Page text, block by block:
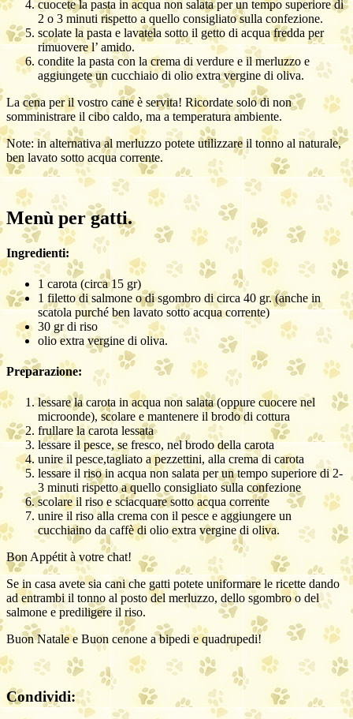
cuocete la pasta in acqua non salata per un tempo superiore di
2 o 3 minuti rispetto a quello consigliato sulla confezione.
scolate la pasta e lavatela sotto il getto di acqua fredda per
rimuovere l’ amido.
condite la pasta con la crema di verdure e il merluzzo e
aggiungete un cucchiaio di olio extra vergine di oliva.
La cena per il vostro cane è servita! Ricordate solo di non
somministrare il cibo caldo, ma a temperatura ambiente.
Note: in alternativa al merluzzo potete utilizzare il tonno al naturale,
ben lavato sotto acqua corrente.
Menù per gatti.
Ingredienti:
1 carota (circa 15 gr)
1 filetto di salmone o di sgombro di circa 40 gr. (anche in
scatola purché ben lavato sotto acqua corrente)
30 gr di riso
olio extra vergine di oliva.
Preparazione:
lessare la carota in acqua non salata (oppure cuocere nel
microonde), scolare e mantenere il brodo di cottura
frullare la carota lessata
lessare il pesce, se fresco, nel brodo della carota
unire il pesce,tagliato a pezzettini, alla crema di carota
lessare il riso in acqua non salata per un tempo superiore di 2-
3 minuti rispetto a quello consigliato sulla confezione
scolare il riso e sciacquare sotto acqua corrente
unire il riso alla crema con il pesce e aggiungere un
cucchiaino da caffè di olio extra vergine di oliva.
Bon Appétit à votre chat!
Se in casa avete sia cani che gatti potete uniformare le ricette dando
ad entrambi il tonno al posto del merluzzo, dello sgombro o del
salmone e prediligere il riso.
Buon Natale e Buon cenone a bipedi e quadrupedi!
Condividi: